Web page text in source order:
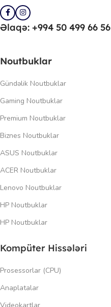
Əlaqə: +994 50 499 66 56
Noutbuklar
Gündəlik Noutbuklar
Gaming Noutbuklar
Premium Noutbuklar
Biznes Noutbuklar
ASUS Noutbuklar
ACER Noutbuklar
Lenovo Noutbuklar
HP Noutbuklar
HP Noutbuklar
Kompüter Hissələri
Prosessorlar (CPU)
Anaplatalar